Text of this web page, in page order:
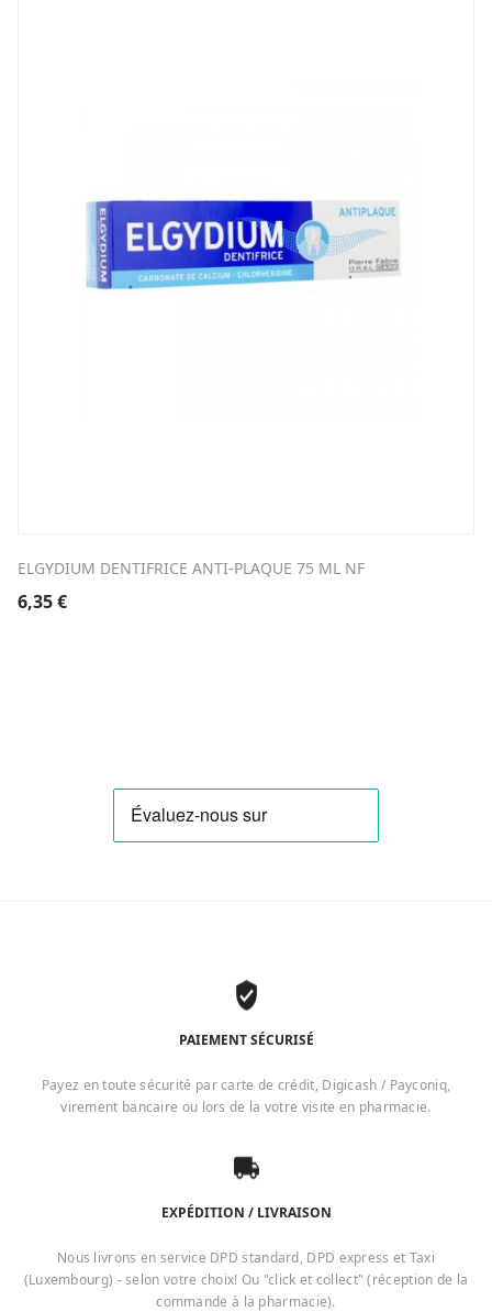
ELGYDIUM DENTIFRICE ANTI-PLAQUE 75 ML NF
6,35€
PAIEMENT SÉCURISÉ
Payez en toute sécurité par carte de crédit, Digicash / Payconiq,
virement bancaire ou lors de la votre visite en pharmacie.
EXPÉDITION / LIVRAISON
Nous livrons en service DPD standard, DPD express et Taxi
(Luxembourg) - selon votre choix! Ou "click et collect" (réception de la
commande à la pharmacie).